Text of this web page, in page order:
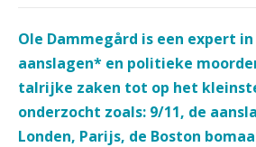
Ole Dammegård is een expert
aanslagen* en politieke
talrijke zaken tot op het
onderzocht zoals: 9/11, de
Londen, Parijs, de Boston